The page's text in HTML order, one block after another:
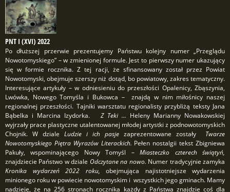
PNT I (XVI) 2022
Po dłuższej przerwie prezentujemy Państwu kolejny numer „Przeglądu
Nowotomyskiego” – w zmienionej formule. Jest to pierwszy numer ukazujący
się w formie rocznika. Z tej racji, że sfinansowany został przez Powiat
Nowotomyski, obejmuje szerszy niż dotąd, bo powiatowy, zakres tematyczny.
Interesujące artykuły – w odniesieniu do przeszłości Opalenicy, Zbąszynia,
Lwówka, Nowego Tomyśla i Bukowca – znajdą w nim miłośnicy naszej
regionalnej przeszłości. Tajniki warsztatu regionalisty przybliżą teksty Jana
Bąbelka i Marcina Izydorka.
Z Teki … Heleny Marianny Nowakowskiej
wyjrzały prace plastyczne utalentowanej młodej artystki z podnowotomyskich
Chojnik. W dziale Ludzie i ich pasje zaprezentowane zostały Twarze
Nowotomyskiego Piętra Wyrazów Literackich. Pełen nostalgii tekst Zbigniewa
Pakuły, wspominającego Nowy Tomyśl –Miasteczko czterech świątyń,
znajdziecie Państwo w dziale Odczytane na nowo. Numer tradycyjnie zamyka
Kronika wydarzeń 2022 roku, obejmująca najistotniejsze wydarzenia
minionego roku w powiecie nowotomyskim i wszystkich jego gminach. Mamy
nadzieję, że na 256 stronach rocznika każdy z Państwa znajdzie coś dla